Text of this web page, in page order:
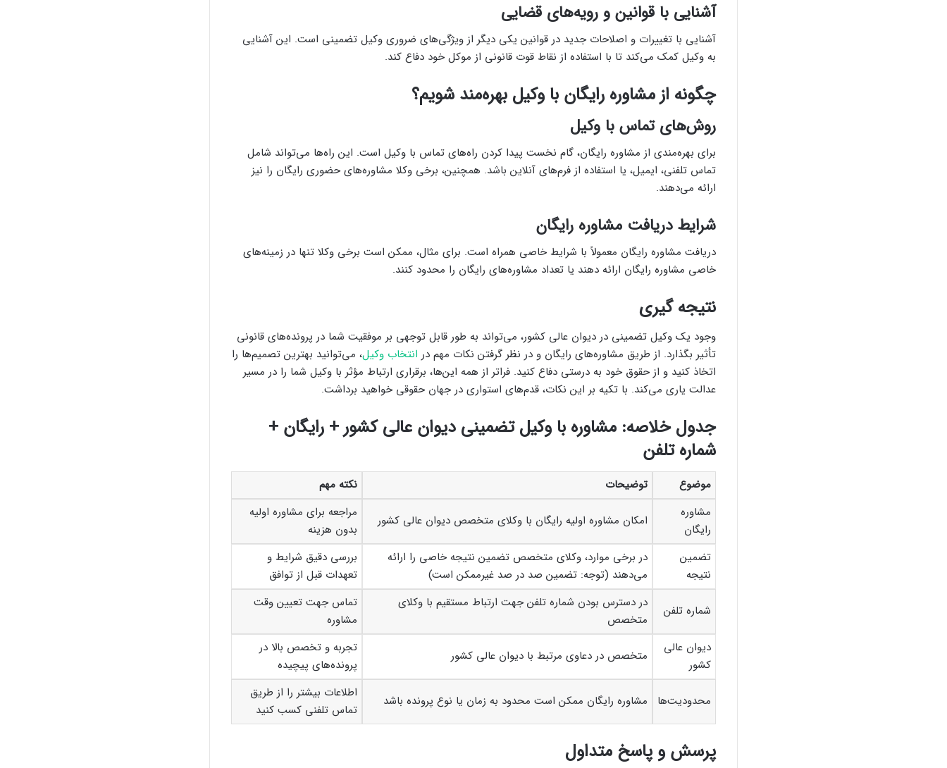
آشنایی با قوانین و رویه‌های قضایی
آشنایی با تغییرات و اصلاحات جدید در قوانین یکی دیگر از ویژگی‌های ضروری وکیل تضمینی است. این آشنایی
به وکیل کمک می‌کند تا با استفاده از نقاط قوت قانونی از موکل خود دفاع کند.
چگونه از مشاوره رایگان با وکیل بهره‌مند شویم؟
روش‌های تماس با وکیل
برای بهره‌مندی از مشاوره رایگان، گام نخست پیدا کردن راه‌های تماس با وکیل است. این راه‌ها می‌تواند شامل
تماس تلفنی، ایمیل، یا استفاده از فرم‌های آنلاین باشد. همچنین، برخی وکلا مشاوره‌های حضوری رایگان را نیز
ارائه می‌دهند.
شرایط دریافت مشاوره رایگان
دریافت مشاوره رایگان معمولاً با شرایط خاصی همراه است. برای مثال، ممکن است برخی وکلا تنها در زمینه‌های
خاصی مشاوره رایگان ارائه دهند یا تعداد مشاوره‌های رایگان را محدود کنند.
نتیجه گیری
وجود یک وکیل تضمینی در دیوان عالی کشور، می‌تواند به طور قابل توجهی بر موفقیت شما در پرونده‌های قانونی
تأثیر بگذارد. از طریق مشاوره‌های رایگان و در نظر گرفتن نکات مهم در انتخاب وکیل، می‌توانید بهترین تصمیم‌ها را
اتخاذ کنید و از حقوق خود به درستی دفاع کنید. فراتر از همه این‌ها، برقراری ارتباط مؤثر با وکیل شما را در مسیر
عدالت یاری می‌کند. با تکیه بر این نکات، قدم‌های استواری در جهان حقوقی خواهید برداشت.
جدول خلاصه: مشاوره با وکیل تضمینی دیوان عالی کشور + رایگان +
شماره تلفن
موضوع توضیحات
نکته مهم
مشاوره
رایگان
امکان مشاوره اولیه رایگان با وکلای متخصص دیوان عالی کشور
مراجعه برای مشاوره اولیه
بدون هزینه
تضمین
نتیجه
در برخی موارد، وکلای متخصص تضمین نتیجه خاصی را ارائه
می‌دهند (توجه: تضمین صد در صد غیرممکن است)
بررسی دقیق شرایط و
تعهدات قبل از توافق
شماره تلفن
در دسترس بودن شماره تلفن جهت ارتباط مستقیم با وکلای
متخصص
تماس جهت تعیین وقت
مشاوره
دیوان عالی
کشور
متخصص در دعاوی مرتبط با دیوان عالی کشور
تجربه و تخصص بالا در
پرونده‌های پیچیده
محدودیت‌ها مشاوره رایگان ممکن است محدود به زمان یا نوع پرونده باشد
اطلاعات بیشتر را از طریق
تماس تلفنی کسب کنید
پرسش و پاسخ متداول